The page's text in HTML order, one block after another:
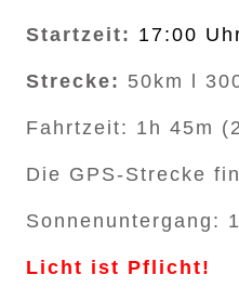
Startzeit: 17:00
Strecke: 50km l
Fahrtzeit: 1h 45m
Die GPS-Strecke
Sonnenuntergang:
Licht ist Pflicht!